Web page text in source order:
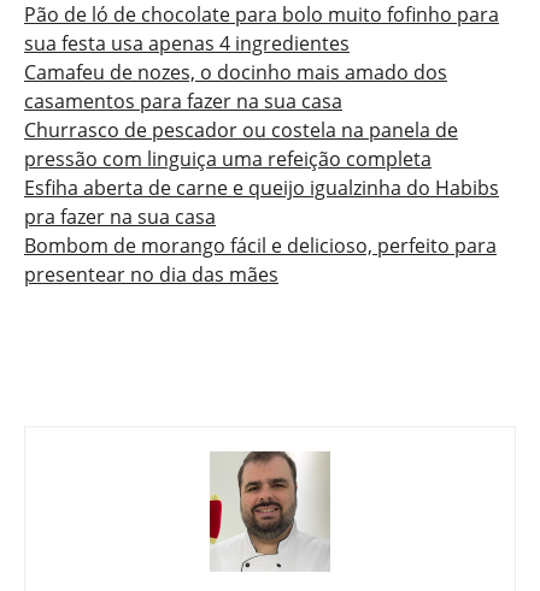
Pão de ló de chocolate para bolo muito fofinho para
sua festa usa apenas 4 ingredientes
Camafeu de nozes, o docinho mais amado dos
casamentos para fazer na sua casa
Churrasco de pescador ou costela na panela de
pressão com linguiça uma refeição completa
Esfiha aberta de carne e queijo igualzinha do Habibs
pra fazer na sua casa
Bombom de morango fácil e delicioso, perfeito para
presentear no dia das mães